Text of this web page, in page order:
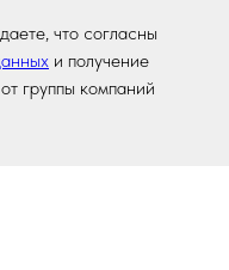
что согласны
и получение
группы компаний